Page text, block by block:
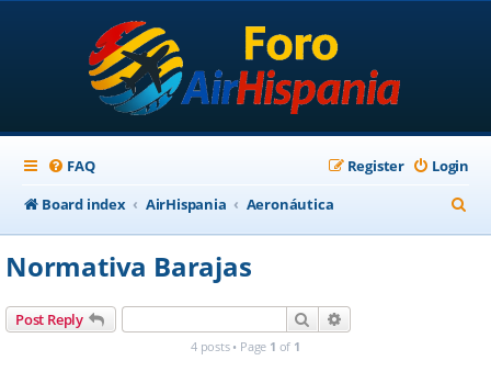
FAQ Login
Register
Board index
AirHispania Aeronáutica
e
Normativa Barajas
Post Reply Search
4 posts • Page 1 of 1